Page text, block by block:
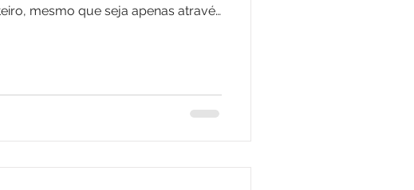
mesmo que seja apenas através